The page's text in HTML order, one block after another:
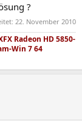
?
22. November 2010
Radeon HD 5850-
Win 7 64